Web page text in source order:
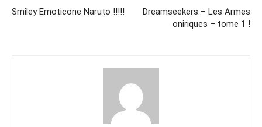
Smiley Emoticone Naruto !!!!!
Dreamseekers – Les Armes
oniriques – tome 1 !